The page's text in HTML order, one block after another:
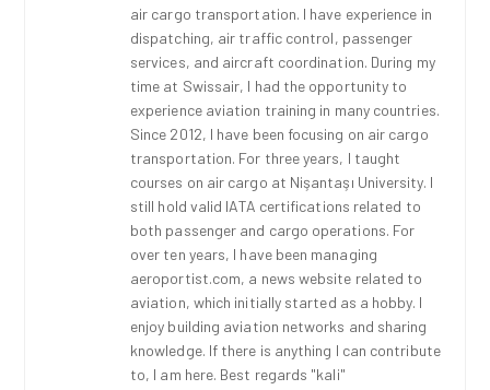
air cargo transportation. I have experience in
dispatching, air traffic control, passenger
services, and aircraft coordination. During my
time at Swissair, I had the opportunity to
experience aviation training in many countries.
Since 2012, I have been focusing on air cargo
transportation. For three years, I taught
courses on air cargo at Nişantaşı University. I
still hold valid IATA certifications related to
both passenger and cargo operations. For
over ten years, I have been managing
aeroportist.com, a news website related to
aviation, which initially started as a hobby. I
enjoy building aviation networks and sharing
knowledge. If there is anything I can contribute
to, I am here. Best regards "kali"